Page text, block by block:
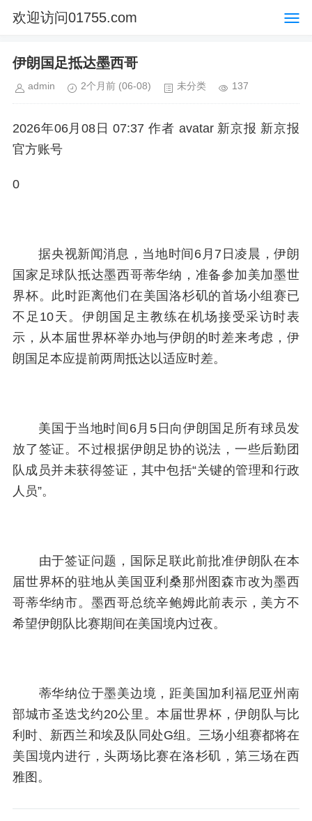
欢迎访问01755.com
伊朗国足抵达墨西哥
admin 2个月前 (06-08) 未分类 137
2026年06月08日 07:37 作者 avatar 新京报 新京报
官方账号
0
据央视新闻消息，当地时间6月7日凌晨，伊朗
国家足球队抵达墨西哥蒂华纳，准备参加美加墨世
界杯。此时距离他们在美国洛杉矶的首场小组赛已
不足10天。伊朗国足主教练在机场接受采访时表
示，从本届世界杯举办地与伊朗的时差来考虑，伊
朗国足本应提前两周抵达以适应时差。
美国于当地时间6月5日向伊朗国足所有球员发
放了签证。不过根据伊朗足协的说法，一些后勤团
队成员并未获得签证，其中包括“关键的管理和行政
人员”。
由于签证问题，国际足联此前批准伊朗队在本
届世界杯的驻地从美国亚利桑那州图森市改为墨西
哥蒂华纳市。墨西哥总统辛鲍姆此前表示，美方不
希望伊朗队比赛期间在美国境内过夜。
蒂华纳位于墨美边境，距美国加利福尼亚州南
部城市圣迭戈约20公里。本届世界杯，伊朗队与比
利时、新西兰和埃及队同处G组。三场小组赛都将在
美国境内进行，头两场比赛在洛杉矶，第三场在西
雅图。